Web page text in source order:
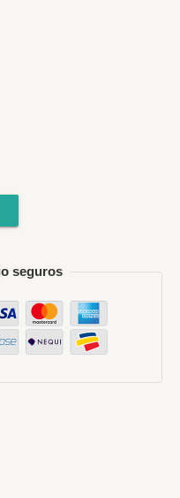
seguros